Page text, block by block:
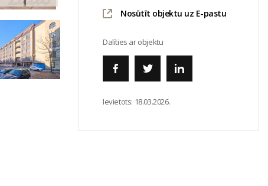
Nosūtīt objektu uz E-pastu
Dalīties ar objektu
Ievietots: 18.03.2026.